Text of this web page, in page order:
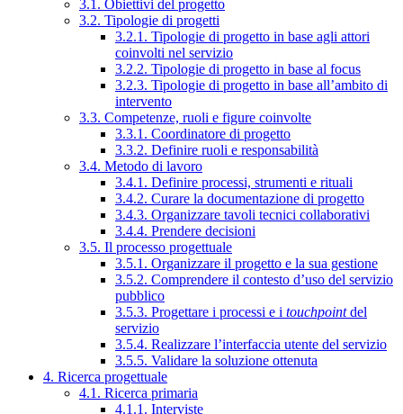
3.1. Obiettivi del progetto
3.2. Tipologie di progetti
3.2.1. Tipologie di progetto in base agli attori
coinvolti nel servizio
3.2.2. Tipologie di progetto in base al focus
3.2.3. Tipologie di progetto in base all’ambito di
intervento
3.3. Competenze, ruoli e figure coinvolte
3.3.1. Coordinatore di progetto
3.3.2. Definire ruoli e responsabilità
3.4. Metodo di lavoro
3.4.1. Definire processi, strumenti e rituali
3.4.2. Curare la documentazione di progetto
3.4.3. Organizzare tavoli tecnici collaborativi
3.4.4. Prendere decisioni
3.5. Il processo progettuale
3.5.1. Organizzare il progetto e la sua gestione
3.5.2. Comprendere il contesto d’uso del servizio
pubblico
3.5.3. Progettare i processi e i touchpointdel
servizio
3.5.4. Realizzare l’interfaccia utente del servizio
3.5.5. Validare la soluzione ottenuta
4. Ricerca progettuale
4.1. Ricerca primaria
4.1.1. Interviste